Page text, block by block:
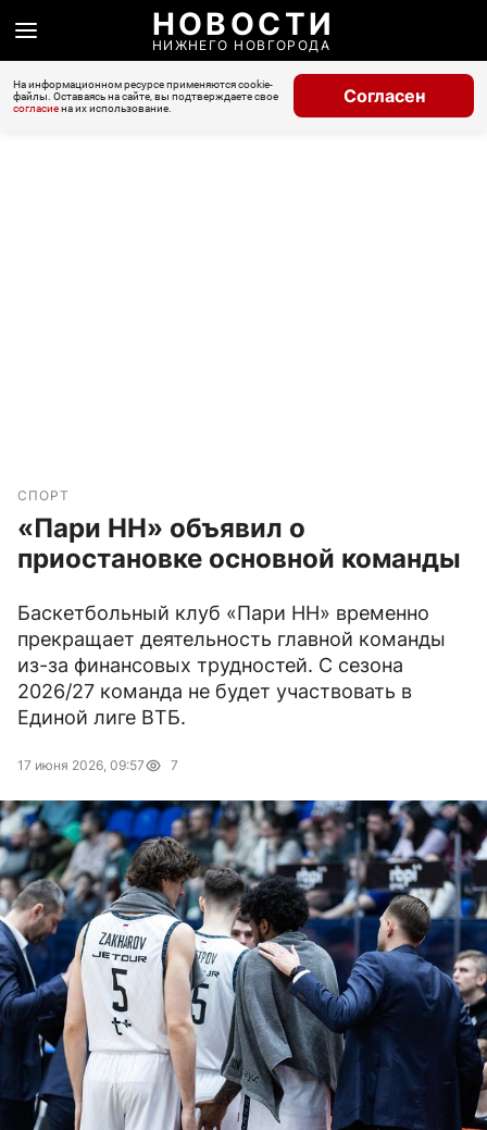
НОВОСТИ
НИЖНЕГО НОВГОРОДА
На информационном ресурсе применяются cookie-
файлы. Оставаясь на сайте, вы подтверждаете свое
согласиена их использование.
Согласен
СПОРТ
«Пари НН» объявил о
приостановке основной команды
Баскетбольный клуб «Пари НН» временно
прекращает деятельность главной команды
из-за финансовых трудностей. С сезона
2026/27 команда не будет участвовать в
Единой лиге ВТБ.
17 июня 2026, 09:57 7